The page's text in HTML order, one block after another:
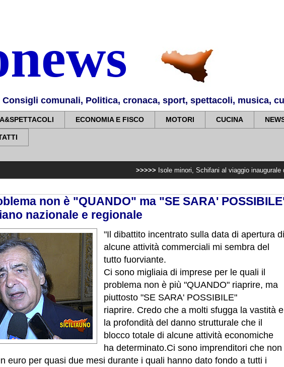
comunali, Politica, cronaca, sport, spettacoli, musica,
ECONOMIA E FISCO MOTORI CUCINA
Isole minori, Schifani al viaggio inaugurale del traghetto
non è "QUANDO" ma "SE SARA'
nazionale e regionale
"Il dibattito incentrato sulla data di apertura di
alcune attività commerciali mi sembra del
tutto fuorviante.
Ci sono migliaia di imprese per le quali il
problema non è più "QUANDO" riaprire, ma
piuttosto "SE SARA' POSSIBILE"
riaprire. Credo che a molti sfugga la vastità e
la profondità del danno strutturale che il
blocco totale di alcune attività economiche
ha determinato.Ci sono imprenditori che non
euro per quasi due mesi durante i quali hanno dato fondo a tutti i